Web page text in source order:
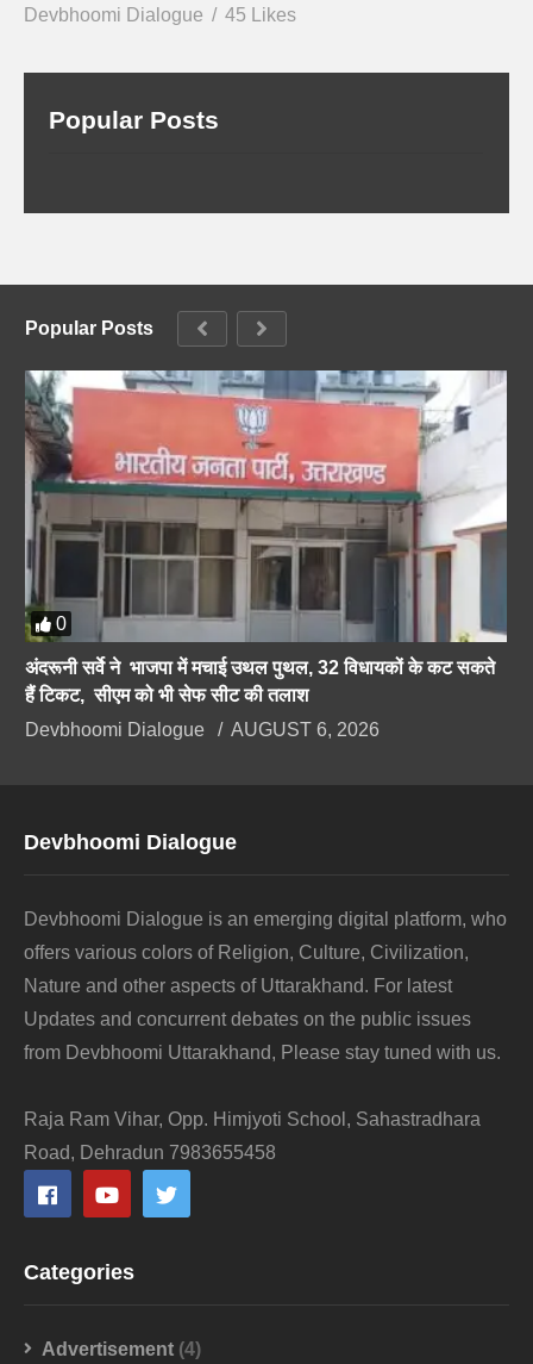
Devbhoomi Dialogue 45 Likes
Popular Posts
Popular Posts
0
अंदरूनी सर्वे ने भाजपा में मचाई उथल पुथल, 32 विधायकों के कट सकते
हैं टिकट, सीएम को भी सेफ सीट की तलाश
Devbhoomi Dialogue
AUGUST 6, 2026
Devbhoomi Dialogue
Devbhoomi Dialogue is an emerging digital platform, who
offers various colors of Religion, Culture, Civilization,
Nature and other aspects of Uttarakhand. For latest
Updates and concurrent debates on the public issues
from Devbhoomi Uttarakhand, Please stay tuned with us.
Raja Ram Vihar, Opp. Himjyoti School, Sahastradhara
Road, Dehradun 7983655458
Categories
Advertisement (4)